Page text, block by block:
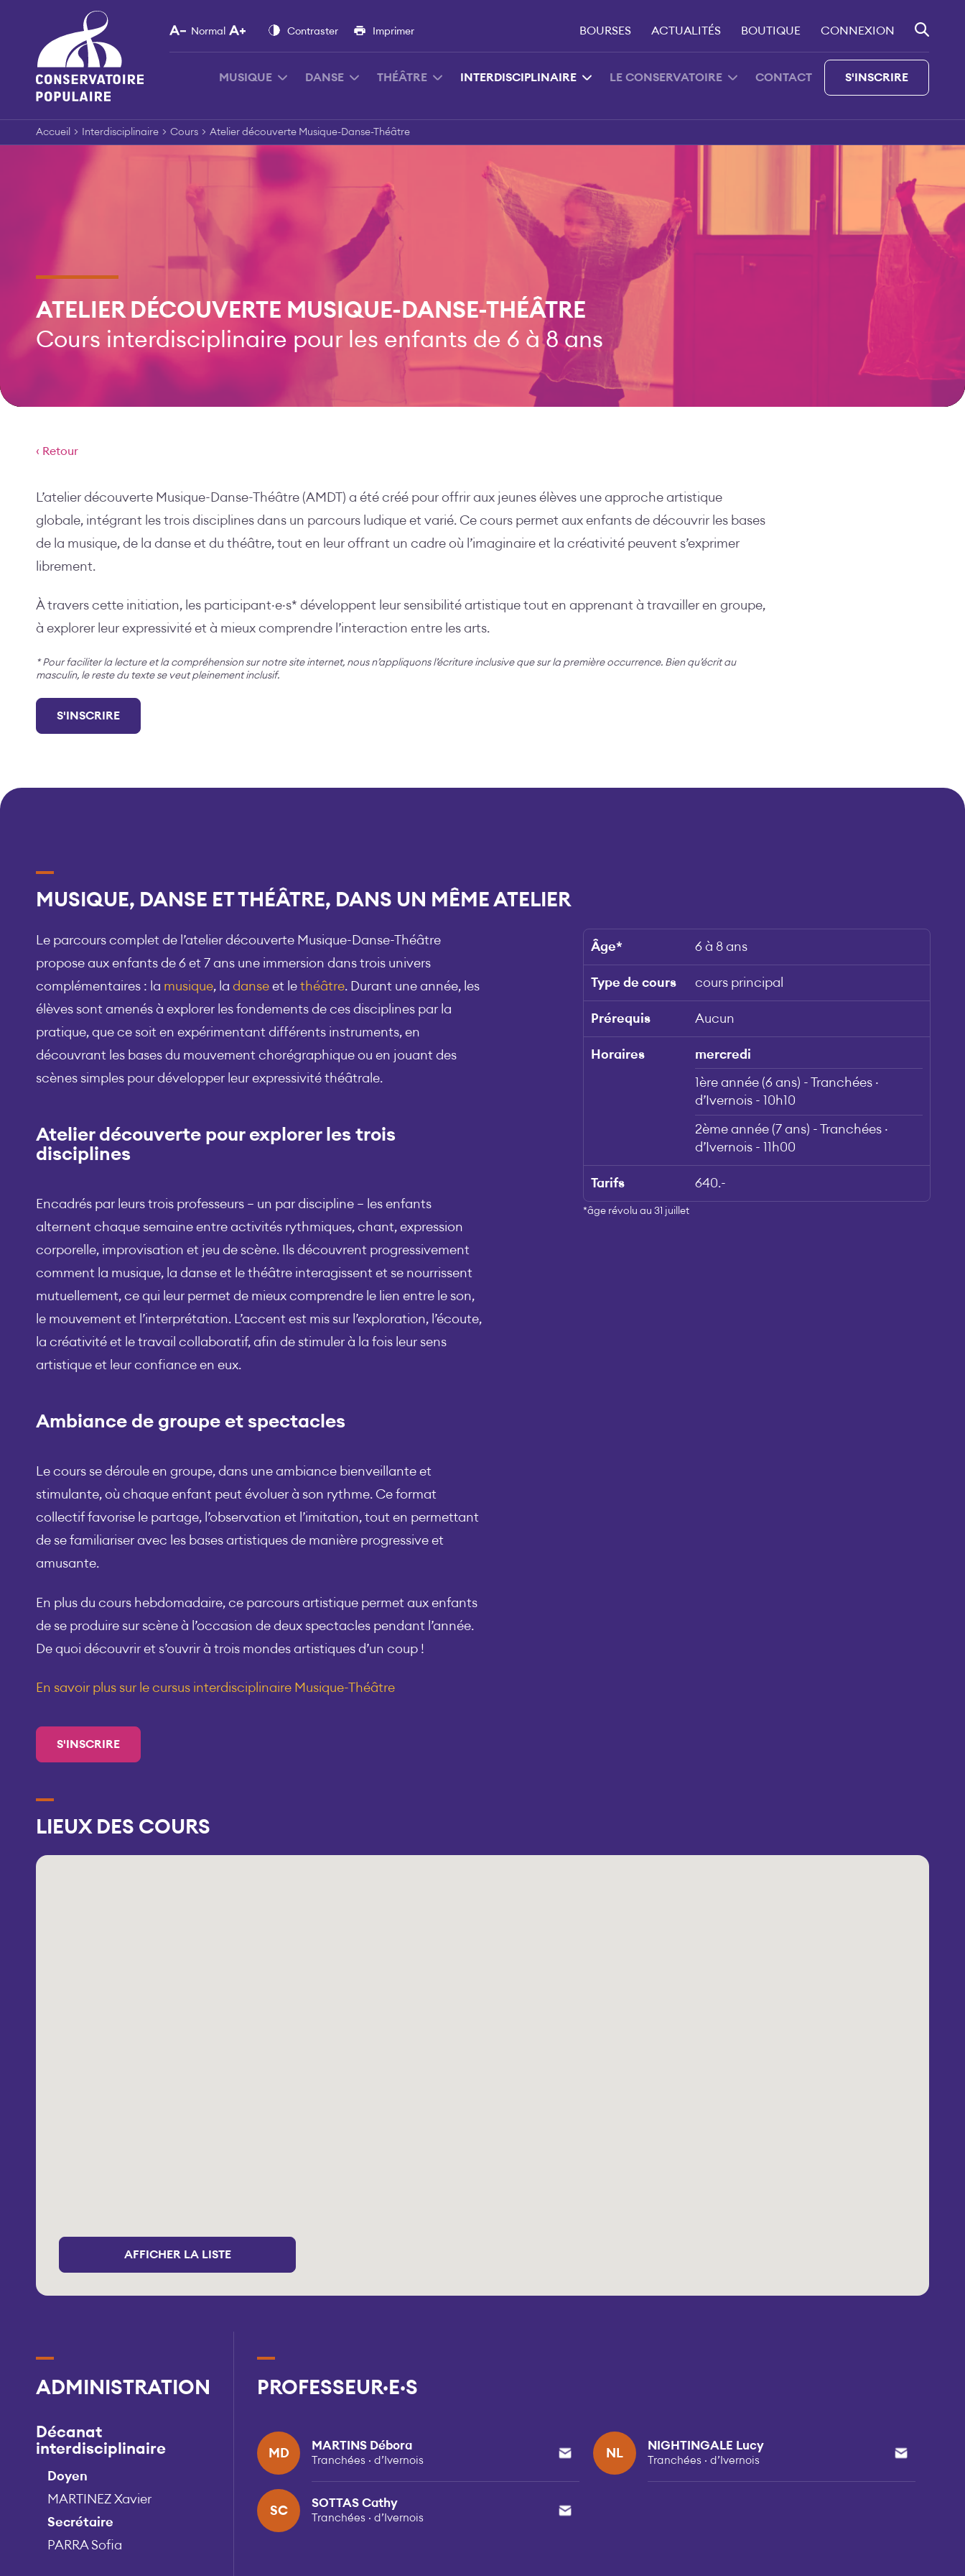
S'INSCRIRE
MUSIQUE DANSE THÉÂTRE INTERDISCIPLINAIRE LE CONSERVATOIRE CONTACT
BOURSES ACTUALITÉS BOUTIQUE CONNEXION
Normal Contraster Imprimer
Accueil > Interdisciplinaire > Cours > Atelier découverte Musique-Danse-Théâtre
ATELIER DÉCOUVERTE MUSIQUE-DANSE-THÉÂTRE
Cours interdisciplinaire pour les enfants de 6 à 8 ans
‹ Retour
L’atelier découverte Musique-Danse-Théâtre (AMDT) a été créé pour offrir aux jeunes élèves une approche artistique
globale, intégrant les trois disciplines dans un parcours ludique et varié. Ce cours permet aux enfants de découvrir les bases
de la musique, de la danse et du théâtre, tout en leur offrant un cadre où l’imaginaire et la créativité peuvent s’exprimer
librement.
À travers cette initiation, les participant·e·s* développent leur sensibilité artistique tout en apprenant à travailler en groupe,
à explorer leur expressivité et à mieux comprendre l’interaction entre les arts.
* Pour faciliter la lecture et la compréhension sur notre site internet, nous n’appliquons l’écriture inclusive que sur la première occurrence. Bien qu’écrit au
masculin, le reste du texte se veut pleinement inclusif.
S'INSCRIRE
MUSIQUE, DANSE ET THÉÂTRE, DANS UN MÊME ATELIER
Âge* 6 à 8 ans
Type de cours cours principal
Prérequis Aucun
Horaires mercredi
1ère année (6 ans) - Tranchées ·
d’Ivernois - 10h10
2ème année (7 ans) - Tranchées ·
d’Ivernois - 11h00
Tarifs 640.-
*âge révolu au 31 juillet
Le parcours complet de l’atelier découverte Musique-Danse-Théâtre
propose aux enfants de 6 et 7 ans une immersion dans trois univers
complémentaires : la musique, la danse et le théâtre . Durant une année, les
élèves sont amenés à explorer les fondements de ces disciplines par la
pratique, que ce soit en expérimentant différents instruments, en
découvrant les bases du mouvement chorégraphique ou en jouant des
scènes simples pour développer leur expressivité théâtrale.
Atelier découverte pour explorer les trois
disciplines
Encadrés par leurs trois professeurs – un par discipline – les enfants
alternent chaque semaine entre activités rythmiques, chant, expression
corporelle, improvisation et jeu de scène. Ils découvrent progressivement
comment la musique, la danse et le théâtre interagissent et se nourrissent
mutuellement, ce qui leur permet de mieux comprendre le lien entre le son,
le mouvement et l’interprétation. L’accent est mis sur l’exploration, l’écoute,
la créativité et le travail collaboratif, afin de stimuler à la fois leur sens
artistique et leur confiance en eux.
Ambiance de groupe et spectacles
Le cours se déroule en groupe, dans une ambiance bienveillante et
stimulante, où chaque enfant peut évoluer à son rythme. Ce format
collectif favorise le partage, l’observation et l’imitation, tout en permettant
de se familiariser avec les bases artistiques de manière progressive et
amusante.
En plus du cours hebdomadaire, ce parcours artistique permet aux enfants
de se produire sur scène à l’occasion de deux spectacles pendant l’année.
De quoi découvrir et s’ouvrir à trois mondes artistiques d’un coup !
En savoir plus sur le cursus interdisciplinaire Musique-Théâtre
S'INSCRIRE
LIEUX DES COURS
AFFICHER LA LISTE
ADMINISTRATION
Décanat
interdisciplinaire
Doyen
MARTINEZ Xavier
Secrétaire
PARRA Sofia
PROFESSEUR·E·S
MD
MARTINS Débora
Tranchées · d’Ivernois
NL
NIGHTINGALE Lucy
Tranchées · d’Ivernois
SC
SOTTAS Cathy
Tranchées · d’Ivernois